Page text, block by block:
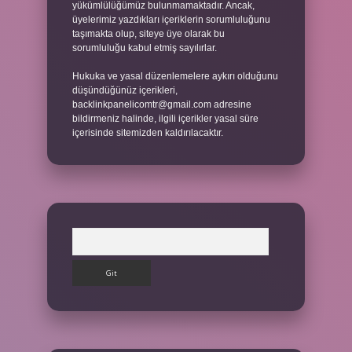
yükümlülüğümüz bulunmamaktadır. Ancak,
üyelerimiz yazdıkları içeriklerin sorumluluğunu
taşımakta olup, siteye üye olarak bu
sorumluluğu kabul etmiş sayılırlar.
Hukuka ve yasal düzenlemelere aykırı olduğunu
düşündüğünüz içerikleri,
backlinkpanelicomtr@gmail.com adresine
bildirmeniz halinde, ilgili içerikler yasal süre
içerisinde sitemizden kaldırılacaktır.